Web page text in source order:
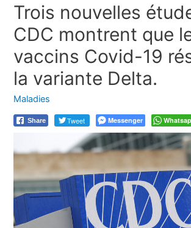
Trois nouvelles
CDC montrent que
vaccins Covid-19
la variante Delta.
Maladies
Share Tweet Messenger